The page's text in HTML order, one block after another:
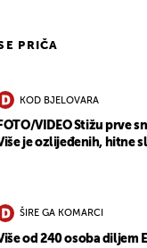
PRIČA
KOD BJELOVARA
FOTO/VIDEO Stižu prve
je ozlijeđenih, hitne
ŠIRE GA KOMARCI
od 240 osoba diljem